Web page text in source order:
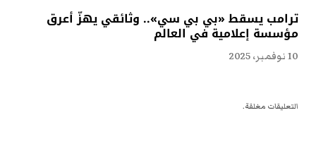
ترامب يسقط «بي بي سي».. وثائقي يهزّ أعرق
مؤسسة إعلامية في العالم
10 نوفمبر، 2025
التعليقات مغلقة.